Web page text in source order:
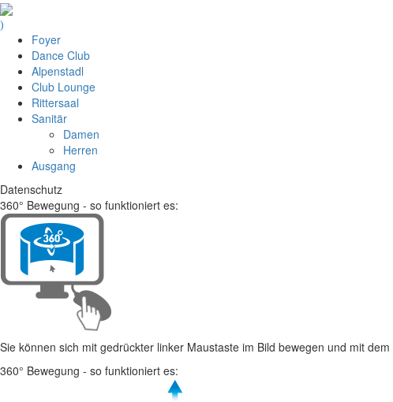
Foyer
Dance Club
Alpenstadl
Club Lounge
Rittersaal
Sanitär
Damen
Herren
Ausgang
Datenschutz
360° Bewegung - so funktioniert es:
Sie können sich mit gedrückter linker Maustaste im Bild bewegen und mit
360° Bewegung - so funktioniert es: